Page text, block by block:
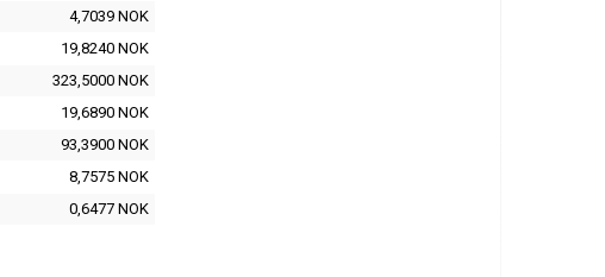
4,7039 NOK
19,8240 NOK
323,5000 NOK
19,6890 NOK
93,3900 NOK
8,7575 NOK
0,6477 NOK